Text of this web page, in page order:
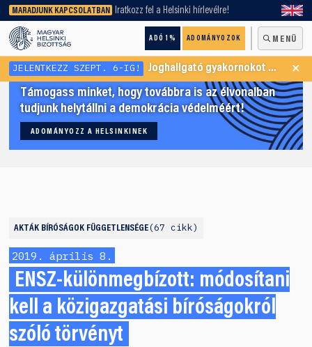
MARADJUNK KAPCSOLATBAN Iratkozz fel a Helsinki hírlevélre!
ADÓ 1% ADOMÁNYOZOK MENÜ
keresőnket!
JELENTKEZZ SZEPT. 6-IG! Joghallgató gyakornokot keresünk Menekültügyi Programunkba ×
Támogass minket, hogy továbbra is az élvonalban
tudjunk helytállni a demokrácia védelméért!
ADOMÁNYOZZ A HELSINKINEK
AKTÁK BÍRÓSÁGOK FÜGGETLENSÉGE 67 cikk
2019. április 8.
ENSZ-különmegbízott: módosítani
kell a közigazgatási bíróságokról
szóló törvényt